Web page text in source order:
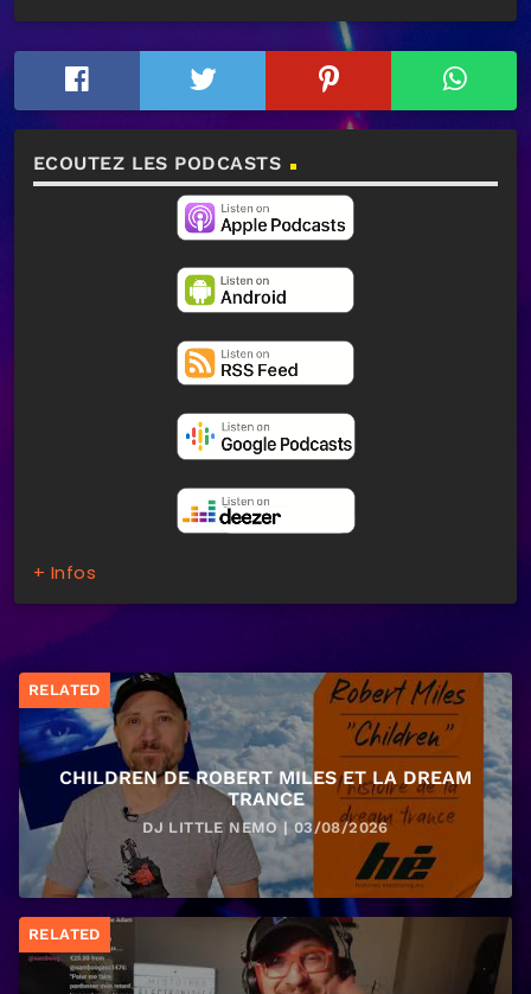
ECOUTEZ LES PODCASTS
+ Infos
RELATED
CHILDREN DE ROBERT MILES ET LA DREAM
TRANCE
DJ LITTLE NEMO | 03/08/2026
RELATED